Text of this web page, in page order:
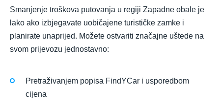
Smanjenje troškova putovanja u regiji Zapadne obale je
lako ako izbjegavate uobičajene turističke zamke i
planirate unaprijed. Možete ostvariti značajne uštede na
svom prijevozu jednostavno:
Pretraživanjem popisa FindYCar i usporedbom
cijena